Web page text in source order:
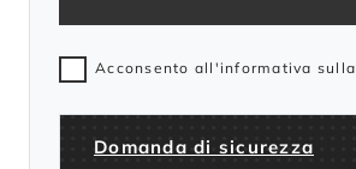
Acconsento all'informativa sulla
Domanda di sicurezza